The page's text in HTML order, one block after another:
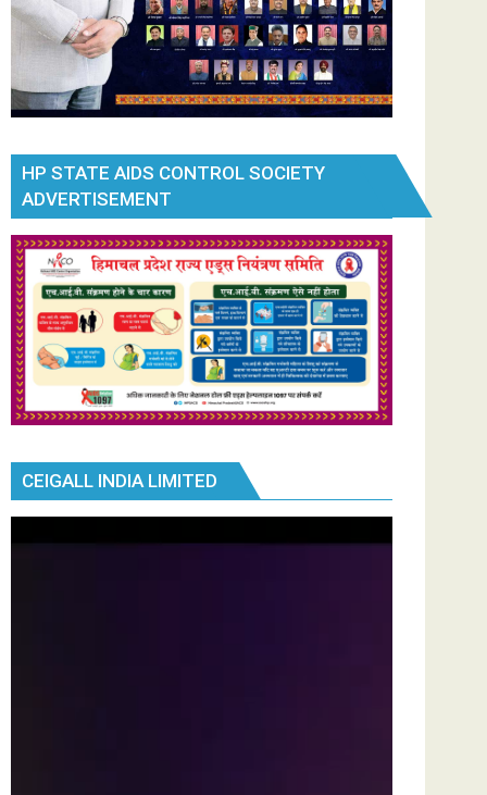
HP STATE AIDS CONTROL SOCIETY
ADVERTISEMENT
CEIGALL INDIA LIMITED